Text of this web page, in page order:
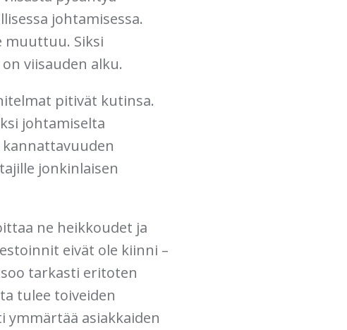
johtamisessa.
muuttuu. Siksi
viisauden alku.
pitivät kutinsa.
johtamiselta
jonkinlaisen
ne heikkoudet ja
eivät ole kiinni –
tarkasti eritoten
tulee toiveiden
asiakkaiden